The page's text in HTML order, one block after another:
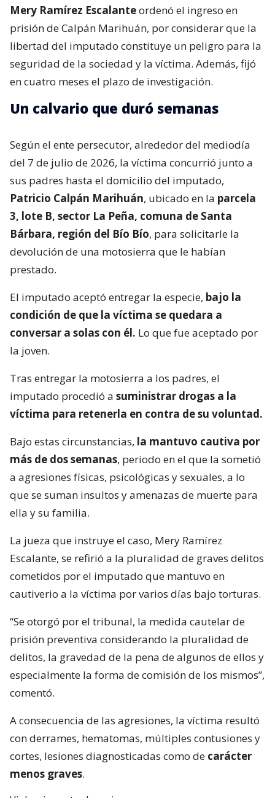
Mery Ramírez Escalanteordenó el ingreso en
prisión de Calpán Marihuán, por considerar que la
libertad del imputado constituye un peligro para la
seguridad de la sociedad y la víctima. Además, fijó
en cuatro meses el plazo de investigación.
Un calvario que duró semanas
Según el ente persecutor, alrededor del mediodía
del 7 de julio de 2026, la víctima concurrió junto a
sus padres hasta el domicilio del imputado,
Patricio Calpán Marihuán, ubicado en la parcela
3, lote B, sector La Peña, comuna de Santa
Bárbara, región del Bío Bío, para solicitarle la
devolución de una motosierra que le habían
prestado.
El imputado aceptó entregar la especie, bajo la
condición de que la víctima se quedara a
conversar a solas con él. Lo que fue aceptado por
la joven.
Tras entregar la motosierra a los padres, el
imputado procedió a suministrar drogas a la
víctima para retenerla en contra de su voluntad.
Bajo estas circunstancias, la mantuvo cautiva por
más de dos semanas, periodo en el que la sometió
a agresiones físicas, psicológicas y sexuales, a lo
que se suman insultos y amenazas de muerte para
ella y su familia.
La jueza que instruye el caso, Mery Ramírez
Escalante, se refirió a la pluralidad de graves delitos
cometidos por el imputado que mantuvo en
cautiverio a la víctima por varios días bajo torturas.
“Se otorgó por el tribunal, la medida cautelar de
prisión preventiva considerando la pluralidad de
delitos, la gravedad de la pena de algunos de ellos y
especialmente la forma de comisión de los mismos”,
comentó.
A consecuencia de las agresiones, la víctima resultó
con derrames, hematomas, múltiples contusiones y
cortes, lesiones diagnosticadas como de carácter
menos graves.